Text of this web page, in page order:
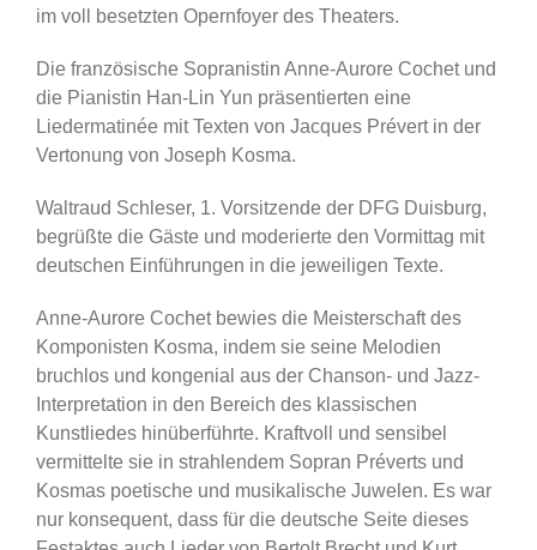
im voll besetzten Opernfoyer des Theaters.
Die französische Sopranistin Anne-Aurore Cochet und
die Pianistin Han-Lin Yun präsentierten eine
Liedermatinée mit Texten von Jacques Prévert in der
Vertonung von Joseph Kosma.
Waltraud Schleser, 1. Vorsitzende der DFG Duisburg,
begrüßte die Gäste und moderierte den Vormittag mit
deutschen Einführungen in die jeweiligen Texte.
Anne-Aurore Cochet bewies die Meisterschaft des
Komponisten Kosma, indem sie seine Melodien
bruchlos und kongenial aus der Chanson- und Jazz-
Interpretation in den Bereich des klassischen
Kunstliedes hinüberführte. Kraftvoll und sensibel
vermittelte sie in strahlendem Sopran Préverts und
Kosmas poetische und musikalische Juwelen. Es war
nur konsequent, dass für die deutsche Seite dieses